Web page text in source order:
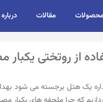
مقالات
از روتختی
یک هتل برجسته می شود